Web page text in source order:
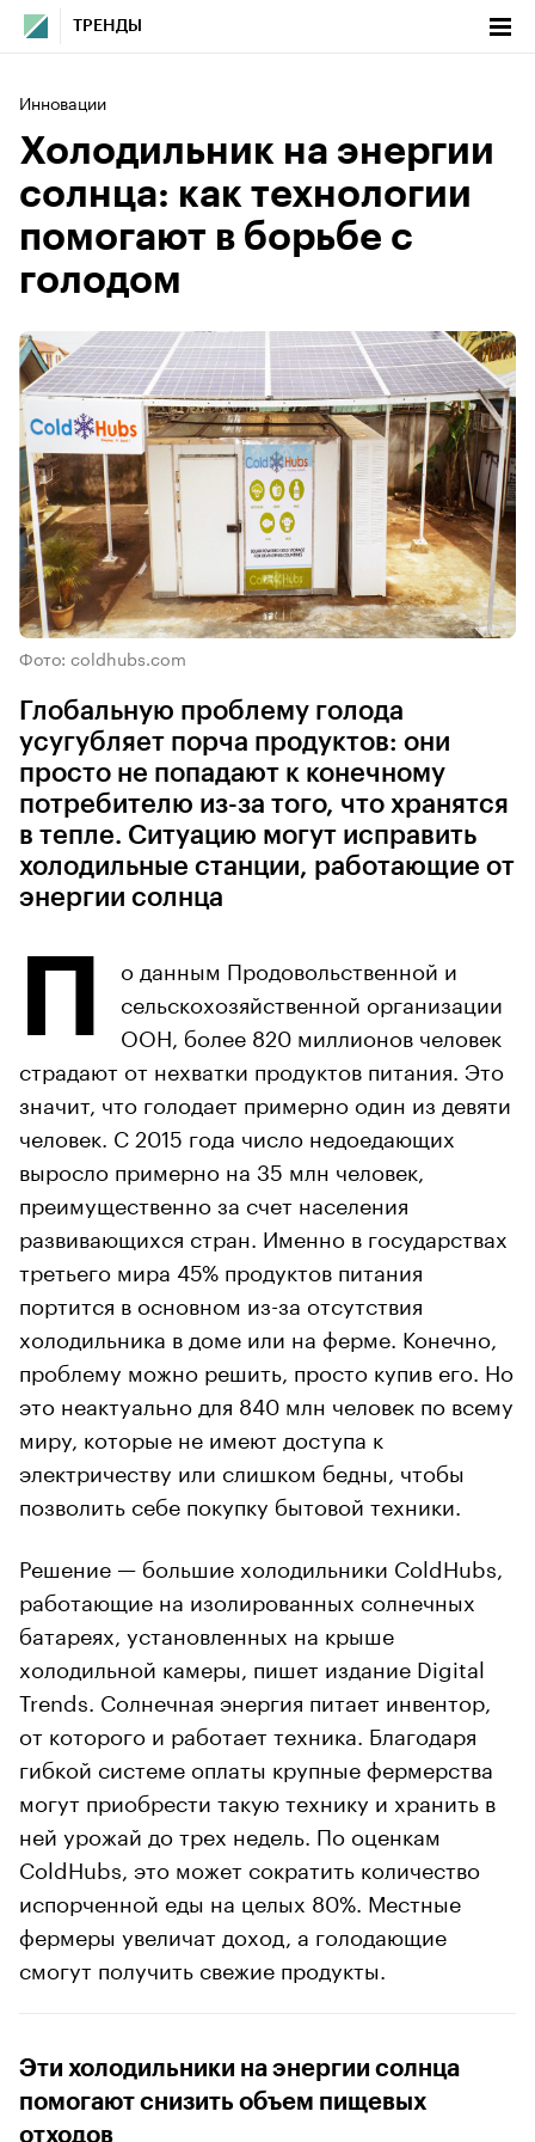
ТРЕНДЫ
Инновации
Холодильник на энергии
солнца: как технологии
помогают в борьбе с
голодом
Фото: coldhubs.com
Глобальную проблему голода
усугубляет порча продуктов: они
просто не попадают к конечному
потребителю из-за того, что хранятся
в тепле. Ситуацию могут исправить
холодильные станции, работающие от
энергии солнца
П
о данным Продовольственной и
сельскохозяйственной организации
ООН, более 820 миллионов человек
страдают от нехватки продуктов питания. Это
значит, что голодает примерно один из девяти
человек. С 2015 года число недоедающих
выросло примерно на 35 млн человек,
преимущественно за счет населения
развивающихся стран. Именно в государствах
третьего мира 45% продуктов питания
портится в основном из-за отсутствия
холодильника в доме или на ферме. Конечно,
проблему можно решить, просто купив его. Но
это неактуально для 840 млн человек по всему
миру, которые не имеют доступа к
электричеству или слишком бедны, чтобы
позволить себе покупку бытовой техники.
Решение — большие холодильники ColdHubs,
работающие на изолированных солнечных
батареях, установленных на крыше
холодильной камеры, пишет издание Digital
Trends. Солнечная энергия питает инвентор,
от которого и работает техника. Благодаря
гибкой системе оплаты крупные фермерства
могут приобрести такую технику и хранить в
ней урожай до трех недель. По оценкам
ColdHubs, это может сократить количество
испорченной еды на целых 80%. Местные
фермеры увеличат доход, а голодающие
смогут получить свежие продукты.
Эти холодильники на энергии солнца
помогают снизить объем пищевых
отходов